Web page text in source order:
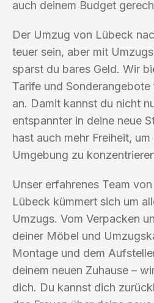
auch deinem Budget
Der Umzug von Lübeck
teuer sein, aber mit
sparst du bares Geld. Wir
Tarife und
an. Damit kannst du nicht
entspannter in deine neue
hast auch mehr Freiheit,
Umgebung zu
Unser erfahrenes Team
Lübeck kümmert sich um
Umzugs. Vom Verpacken
deiner Möbel und
Montage und dem
deinem neuen Zuhause –
dich. Du kannst dich